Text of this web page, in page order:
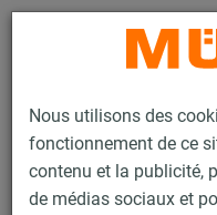
Nous utilisons des
fonctionnement de ce
contenu et la publicité,
de médias sociaux et